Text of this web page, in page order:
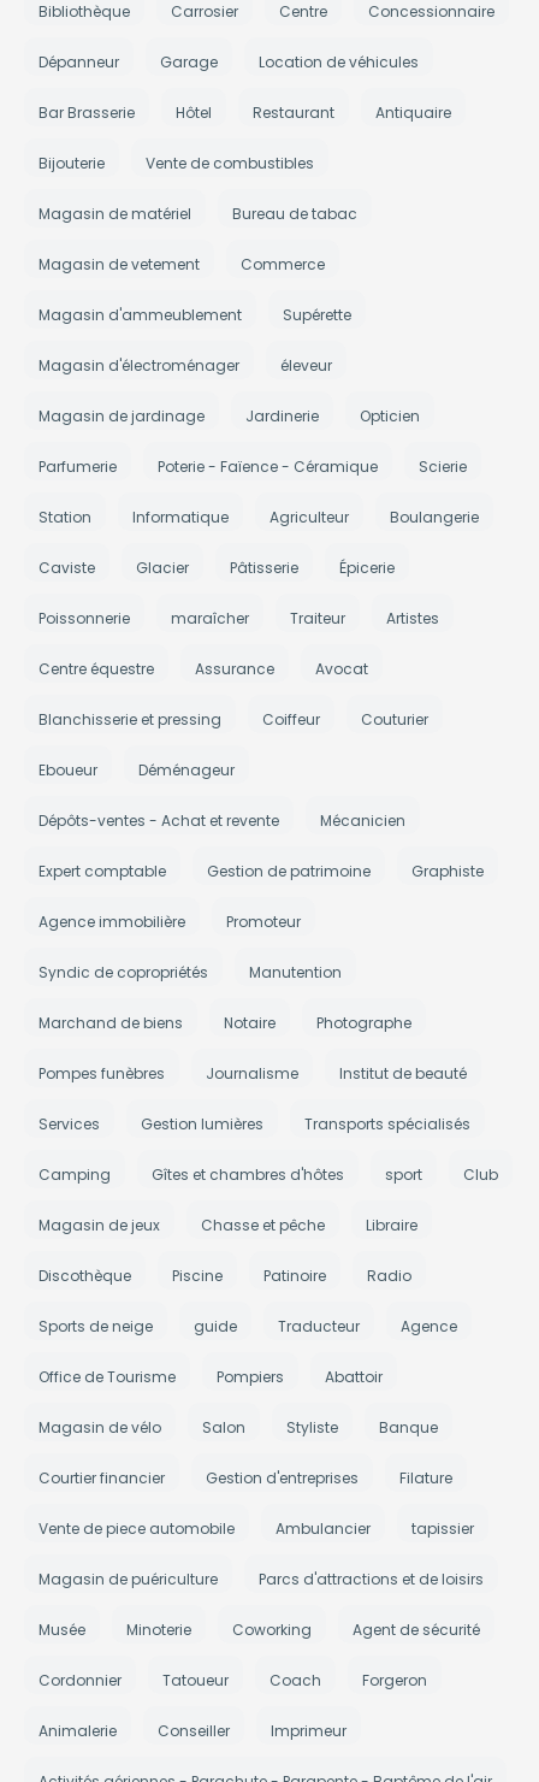
Bibliothèque Carrosier Centre Concessionnaire
Dépanneur Garage Location de véhicules
Bar Brasserie Hôtel Restaurant Antiquaire
Bijouterie Vente de combustibles
Magasin de matériel Bureau de tabac
Magasin de vetement Commerce
Magasin d'ammeublement Supérette
Magasin d'électroménager éleveur
Magasin de jardinage Jardinerie Opticien
Parfumerie Poterie - Faïence - Céramique Scierie
Station Informatique Agriculteur Boulangerie
Caviste Glacier Pâtisserie Épicerie
Poissonnerie maraîcher Traiteur Artistes
Centre équestre Assurance Avocat
Blanchisserie et pressing Coiffeur Couturier
Eboueur Déménageur
Dépôts-ventes - Achat et revente Mécanicien
Expert comptable Gestion de patrimoine Graphiste
Agence immobilière Promoteur
Syndic de copropriétés Manutention
Marchand de biens Notaire Photographe
Pompes funèbres Journalisme Institut de beauté
Services Gestion lumières Transports spécialisés
Camping Gîtes et chambres d'hôtes sport Club
Magasin de jeux Chasse et pêche Libraire
Discothèque Piscine Patinoire Radio
Sports de neige guide Traducteur Agence
Office de Tourisme Pompiers Abattoir
Magasin de vélo Salon Styliste Banque
Courtier financier Gestion d'entreprises Filature
Vente de piece automobile Ambulancier tapissier
Magasin de puériculture Parcs d'attractions et de loisirs
Musée Minoterie Coworking Agent de sécurité
Cordonnier Tatoueur Coach Forgeron
Animalerie Conseiller Imprimeur